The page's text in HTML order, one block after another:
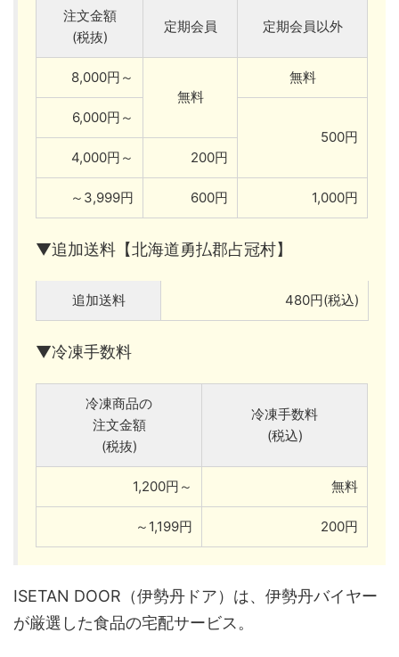
注文金額
(税抜)
定期会員 定期会員以外
8,000円～
無料
無料
6,000円～
500円
4,000円～
200円
～3,999円 600円 1,000円
▼追加送料【北海道勇払郡占冠村】
追加送料 480円(税込)
▼冷凍手数料
冷凍商品の
注文金額
(税抜)
冷凍手数料
(税込)
1,200円～ 無料
～1,199円 200円
ISETAN DOOR（伊勢丹ドア）は、伊勢丹バイヤー
が厳選した食品の宅配サービス。